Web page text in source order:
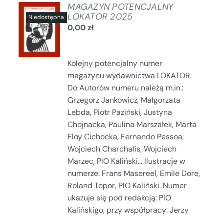
SZCZEGÓŁY
MAGAZYN POTENCJALNY
LOKATOR 2025
0,00zł
Kolejny potencjalny numer
magazynu wydawnictwa LOKATOR.
Do Autorów numeru należą m.in.:
Grzegorz Jankowicz, Małgorzata
Lebda, Piotr Paziński, Justyna
Chojnacka, Paulina Marszałek, Marta
Eloy Cichocka, Fernando Pessoa,
Wojciech Charchalis, Wojciech
Marzec, PIO Kaliński... Ilustracje w
numerze: Frans Masereel, Emile Dore,
Roland Topor, PIO Kaliński. Numer
ukazuje się pod redakcją: PIO
Kalińskigo, przy współpracy: Jerzy